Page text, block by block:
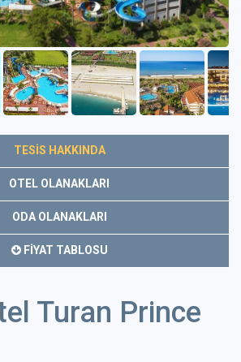
TESİS HAKKINDA
OTEL OLANAKLARI
ODA OLANAKLARI
FİYAT TABLOSU
Turan Prince